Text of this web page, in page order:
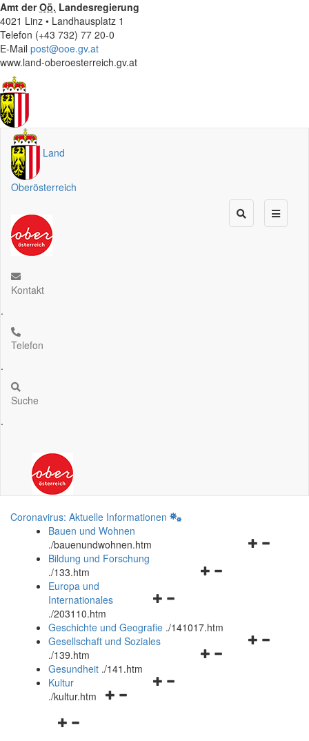
Amt derOö. Landesregierung
4021 Linz • Landhausplatz 1
Telefon (+43 732) 77 20-0
E-Mail post@ooe.gv.at
www.land-oberoesterreich.gv.at
Land
Oberösterreich
Kontakt
.
Telefon
.
Suche
.
Coronavirus: Aktuelle Informationen
Bauen und Wohnen
./bauenundwohnen.htm
Navigationsmenü
Bildung und Forschung
./133.htm
Navigationsmenü
und
schließen
Europa und
Internationales
./203110.htm
Geschichte und Geografie ./141017.htm
Navigationsmenü
Gesellschaft und Soziales
./139.htm
Navigationsmenü
Gesundheit ./141.htm
Navigationsmenü
Kultur
./kultur.htm
Navigationsmenü